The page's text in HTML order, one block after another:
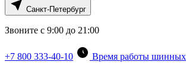
Санкт-Петербург
Звоните с 9:00 до 21:00
+7 800 333-40-10
Время работы шинных